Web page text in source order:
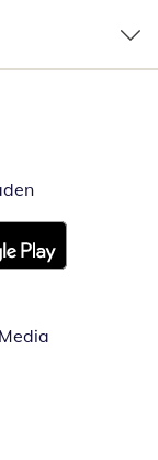
Öffnet in
Fenster
Fenster
neuem Fenster